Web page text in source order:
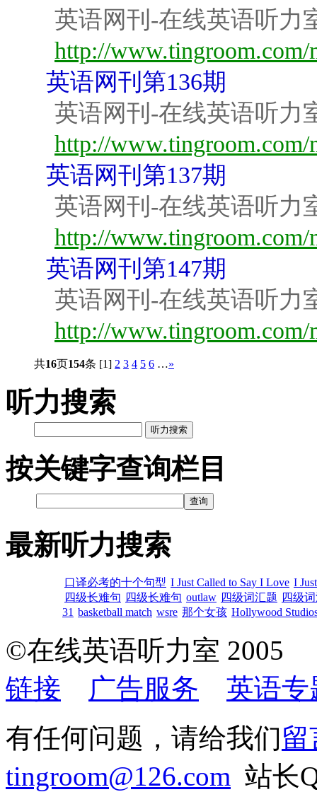
英语网刊-在线英语听力
http://
英语网刊第136期
英语网刊-在线英语听力
http://
英语网刊第137期
英语网刊-在线英语听力
http://
英语网刊第147期
英语网刊-在线英语听力
http://
共16页154条 [1] 2 3 4 5 6 …»
听力搜索
听力搜索
按关键字查询栏目
最新听力搜索
口译必考的十个句型 I Just Called to Say I Love I
四级长难句 四级长难句 outlaw 四级词汇题 四级
31 basketball match wsre 那个女孩 Hollywood
©在线英语听力室
链接
广告服务
英语专
有任何问题，请给我们留
tingroom@126.com 站长